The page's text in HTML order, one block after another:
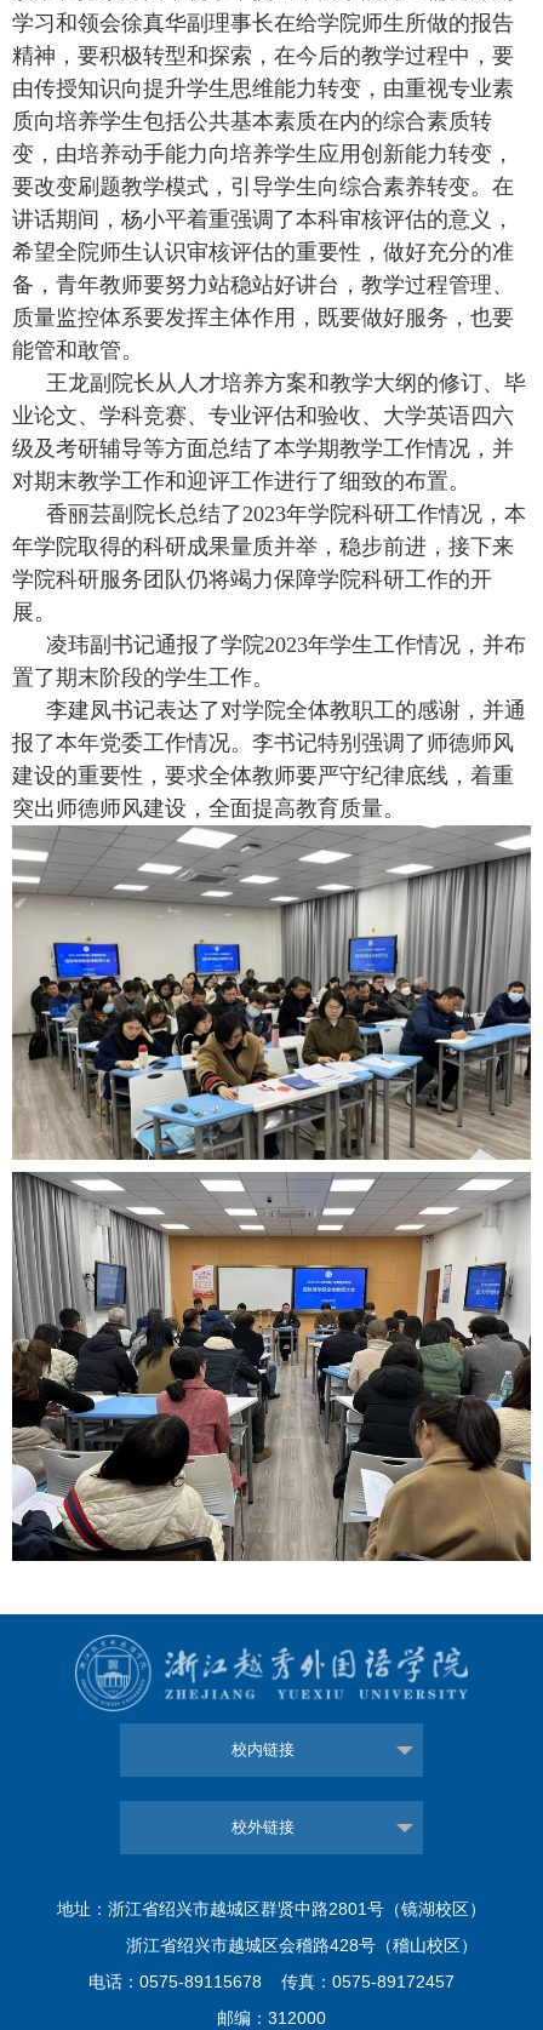
学习和领会徐真华副理事长在给学院师生所做的报告
精神，要积极转型和探索，在今后的教学过程中，要
由传授知识向提升学生思维能力转变，由重视专业素
质向培养学生包括公共基本素质在内的综合素质转
变，由培养动手能力向培养学生应用创新能力转变，
要改变刷题教学模式，引导学生向综合素养转变。在
讲话期间，杨小平着重强调了本科审核评估的意义，
希望全院师生认识审核评估的重要性，做好充分的准
备，青年教师要努力站稳站好讲台，教学过程管理、
质量监控体系要发挥主体作用，既要做好服务，也要
能管和敢管。
王龙副院长从人才培养方案和教学大纲的修订、毕
业论文、学科竞赛、专业评估和验收、大学英语四六
级及考研辅导等方面总结了本学期教学工作情况，并
对期末教学工作和迎评工作进行了细致的布置。
香丽芸副院长总结了2023年学院科研工作情况，本
年学院取得的科研成果量质并举，稳步前进，接下来
学院科研服务团队仍将竭力保障学院科研工作的开
展。
凌玮副书记通报了学院2023年学生工作情况，并布
置了期末阶段的学生工作。
李建凤书记表达了对学院全体教职工的感谢，并通
报了本年党委工作情况。李书记特别强调了师德师风
建设的重要性，要求全体教师要严守纪律底线，着重
突出师德师风建设，全面提高教育质量。
校内链接
校外链接
地址：浙江省绍兴市越城区群贤中路2801号（镜湖校区）
浙江省绍兴市越城区会稽路428号（稽山校区）
电话：0575-89115678 传真：0575-89172457
邮编：312000